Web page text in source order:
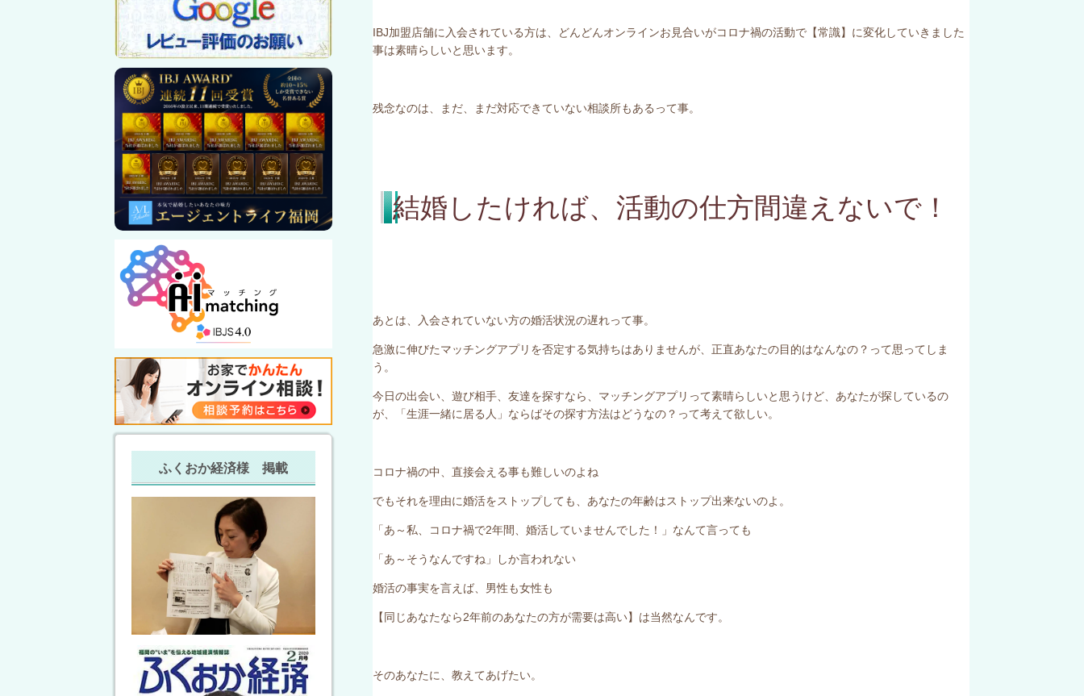
IBJ加盟店舗に入会されている方は、どんどんオンラインお見合いがコロナ禍の活動で【常識】に変化していきました
事は素晴らしいと思います。
残念なのは、まだ、まだ対応できていない相談所もあるって事。
結婚したければ、活動の仕方間違えないで！
あとは、入会されていない方の婚活状況の遅れって事。
急激に伸びたマッチングアプリを否定する気持ちはありませんが、正直あなたの目的はなんなの？って思ってしま
う。
今日の出会い、遊び相手、友達を探すなら、マッチングアプリって素晴らしいと思うけど、あなたが探しているの
が、「生涯一緒に居る人」ならばその探す方法はどうなの？って考えて欲しい。
コロナ禍の中、直接会える事も難しいのよね
でもそれを理由に婚活をストップしても、あなたの年齢はストップ出来ないのよ。
「あ～私、コロナ禍で2年間、婚活していませんでした！」なんて言っても
「あ～そうなんですね」しか言われない
婚活の事実を言えば、男性も女性も
【同じあなたなら2年前のあなたの方が需要は高い】は当然なんです。
そのあなたに、教えてあげたい。
ふくおか経済様 掲載